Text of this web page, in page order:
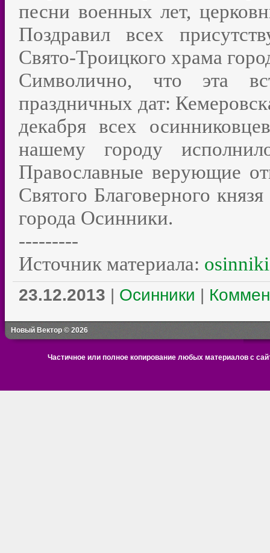
песни военных лет,
Поздравил всех
Свято-Троицкого храма
Символично, что эта
праздничных дат:
декабря всех
нашему городу
Православные верующие
Святого Благоверного
города Осинники.
---------
Источник материала:
23.12.2013 | Осинники |
Новый Вектор © 2026
Частичное или полное копирование любых материалов с